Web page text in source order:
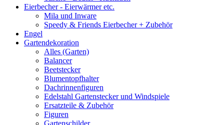
Eierbecher - Eierwärmer etc.
Mila und Inware
Speedy & Friends Eierbecher + Zubehör
Engel
Gartendekoration
Alles (Garten)
Balancer
Beetstecker
Blumentopfhalter
Dachrinnenfiguren
Edelstahl Gartenstecker und Windspiele
Ersatzteile & Zubehör
Figuren
Gartenschilder